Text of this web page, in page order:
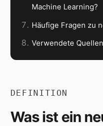
Machine Learning?
Häufige Fragen zu
Verwendete Quellen
DEFINITION
Was ist ein